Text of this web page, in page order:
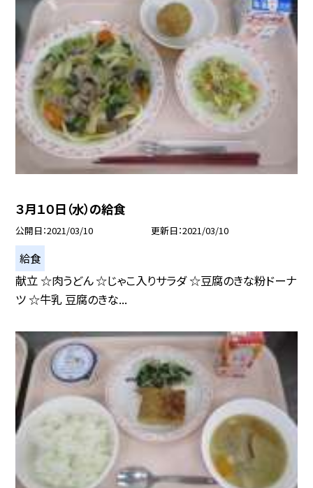
３月１０日（水）の給食
公開日 2021/03/10 更新日 2021/03/10
給食
献立 ☆肉うどん ☆じゃこ入りサラダ ☆豆腐のきな粉ドーナ
ツ ☆牛乳 豆腐のきな...